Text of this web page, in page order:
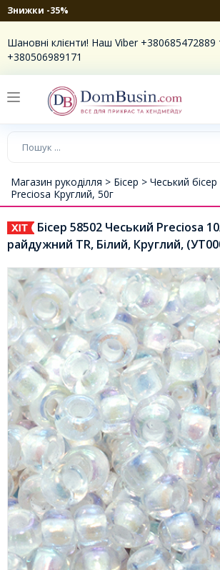
Знижки -35%
Шановні клієнти! Наш Viber +380685472889
+380506989171
Магазин рукоділля > Бісер > Чеський
Preciosa Круглий, 50г
Бісер 58502 Чеський Preciosa
райдужний TR, Білий, Круглий,